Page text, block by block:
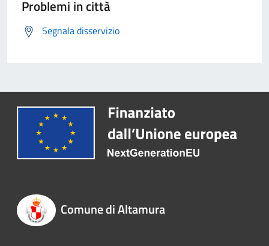
Problemi in città
Segnala disservizio
Comune di Altamura